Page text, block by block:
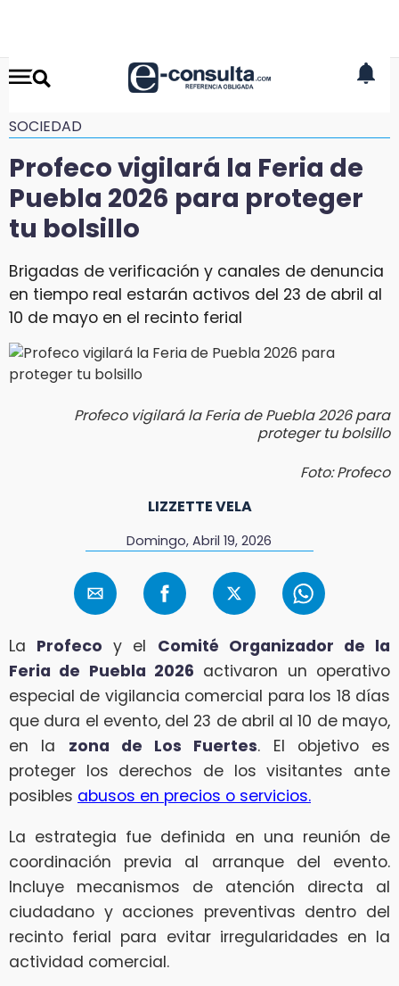
SOCIEDAD
Profeco vigilará la Feria de
Puebla 2026 para proteger
tu bolsillo
Brigadas de verificación y canales de denuncia
en tiempo real estarán activos del 23 de abril al
10 de mayo en el recinto ferial
Profeco vigilará la Feria de Puebla 2026 para
proteger tu bolsillo
Foto: Profeco
LIZZETTE VELA
Domingo, Abril 19, 2026
La Profeco y el Comité Organizador de la
Feria de Puebla 2026 activaron un operativo
especial de vigilancia comercial para los 18 días
que dura el evento, del 23 de abril al 10 de mayo,
en la zona de Los Fuertes. El objetivo es
proteger los derechos de los visitantes ante
posibles abusos en precios o servicios.
La estrategia fue definida en una reunión de
coordinación previa al arranque del evento.
Incluye mecanismos de atención directa al
ciudadano y acciones preventivas dentro del
recinto ferial para evitar irregularidades en la
actividad comercial.